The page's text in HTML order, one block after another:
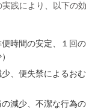
践により、以下の効
便時間の安定、１回の
少、便失禁によるおむ
の減少、不潔な行為の